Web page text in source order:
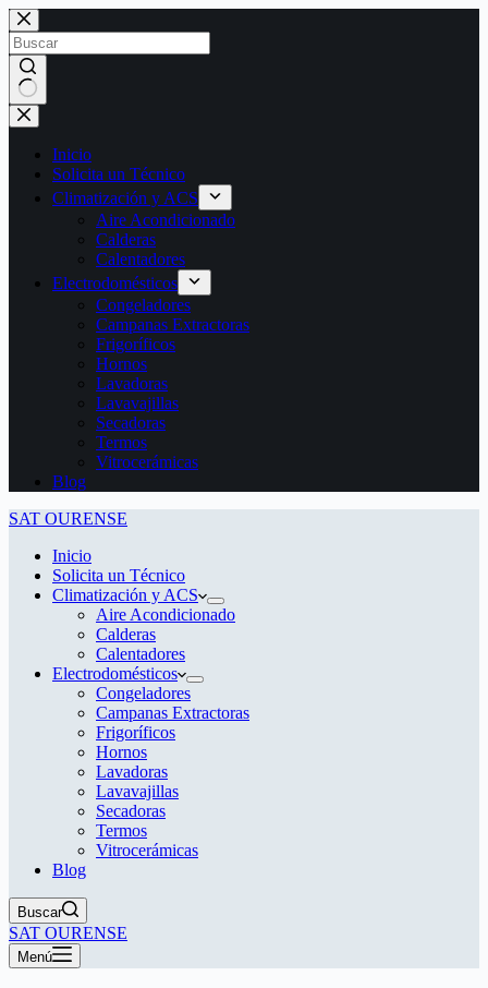
Saltar
al
contenido
Sin
resultados
Inicio
Solicita un Técnico
Climatización y ACS
Aire Acondicionado
Calderas
Calentadores
Electrodomésticos
Congeladores
Campanas Extractoras
Frigoríficos
Hornos
Lavadoras
Lavavajillas
Secadoras
Termos
Vitrocerámicas
Blog
SAT OURENSE
Inicio
Solicita un Técnico
Climatización y ACS
Aire Acondicionado
Calderas
Calentadores
Electrodomésticos
Congeladores
Campanas Extractoras
Frigoríficos
Hornos
Lavadoras
Lavavajillas
Secadoras
Termos
Vitrocerámicas
Blog
Buscar
SAT OURENSE
Menú